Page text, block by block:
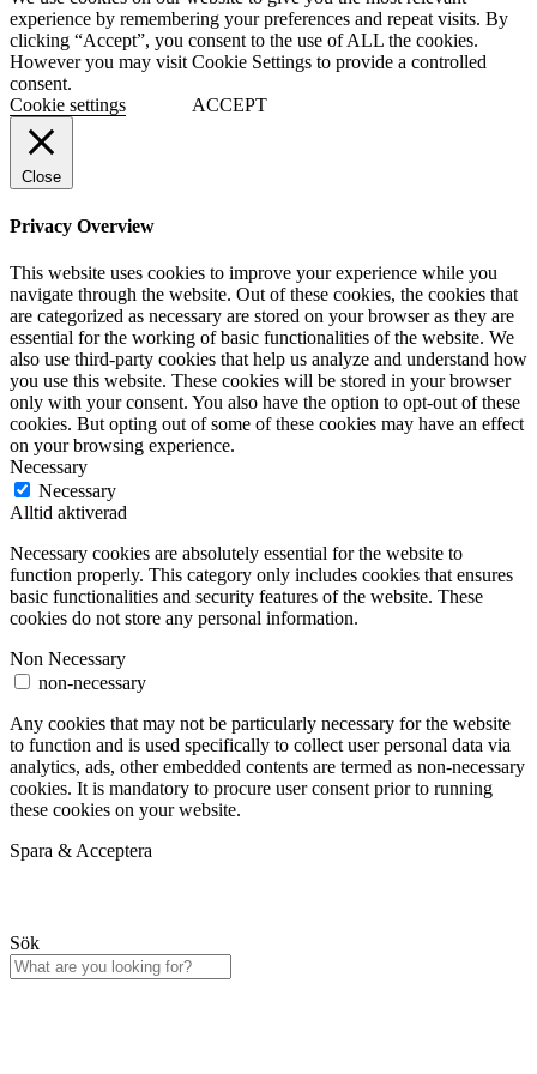
experience by remembering your preferences and repeat visits. By
clicking “Accept”, you consent to the use of ALL the cookies.
However you may visit Cookie Settings to provide a controlled
consent.
Cookie settings
ACCEPT
Close
Privacy Overview
This website uses cookies to improve your experience while you
navigate through the website. Out of these cookies, the cookies that
are categorized as necessary are stored on your browser as they are
essential for the working of basic functionalities of the website. We
also use third-party cookies that help us analyze and understand how
you use this website. These cookies will be stored in your browser
only with your consent. You also have the option to opt-out of these
cookies. But opting out of some of these cookies may have an effect
on your browsing experience.
Necessary
Necessary
Alltid aktiverad
Necessary cookies are absolutely essential for the website to
function properly. This category only includes cookies that ensures
basic functionalities and security features of the website. These
cookies do not store any personal information.
Non Necessary
non-necessary
Any cookies that may not be particularly necessary for the website
to function and is used specifically to collect user personal data via
analytics, ads, other embedded contents are termed as non-necessary
cookies. It is mandatory to procure user consent prior to running
these cookies on your website.
Spara & Acceptera
Sök